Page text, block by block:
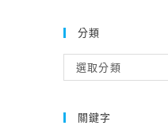
分類
類
選取分類
關鍵字